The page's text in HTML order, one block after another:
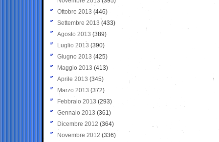
Ottobre 2013 (446)
Settembre 2013 (433)
Agosto 2013 (389)
Luglio 2013 (390)
Giugno 2013 (425)
Maggio 2013 (413)
Aprile 2013 (345)
Marzo 2013 (372)
Febbraio 2013 (293)
Gennaio 2013 (361)
Dicembre 2012 (364)
Novembre 2012 (336)